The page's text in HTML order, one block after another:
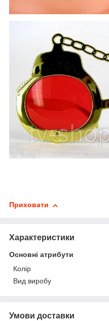
Приховати
Характеристики
Основні атрибути
Колір
Вид виробу
Умови доставки